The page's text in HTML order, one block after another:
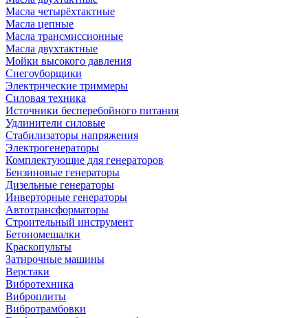
Масла четырёхтактные
Масла цепные
Масла трансмиссионные
Масла двухтактные
Мойки высокого давления
Снегоуборщики
Электрические триммеры
Силовая техника
Источники бесперебойного питания
Удлинители силовые
Стабилизаторы напряжения
Электрогенераторы
Комплектующие для генераторов
Бензиновые генераторы
Дизельные генераторы
Инверторные генераторы
Автотрансформаторы
Строительный инструмент
Бетономешалки
Краскопульты
Затирочные машины
Верстаки
Вибротехника
Виброплиты
Вибротрамбовки